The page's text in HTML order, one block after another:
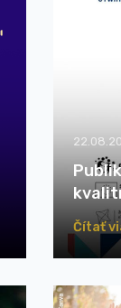
Čítať